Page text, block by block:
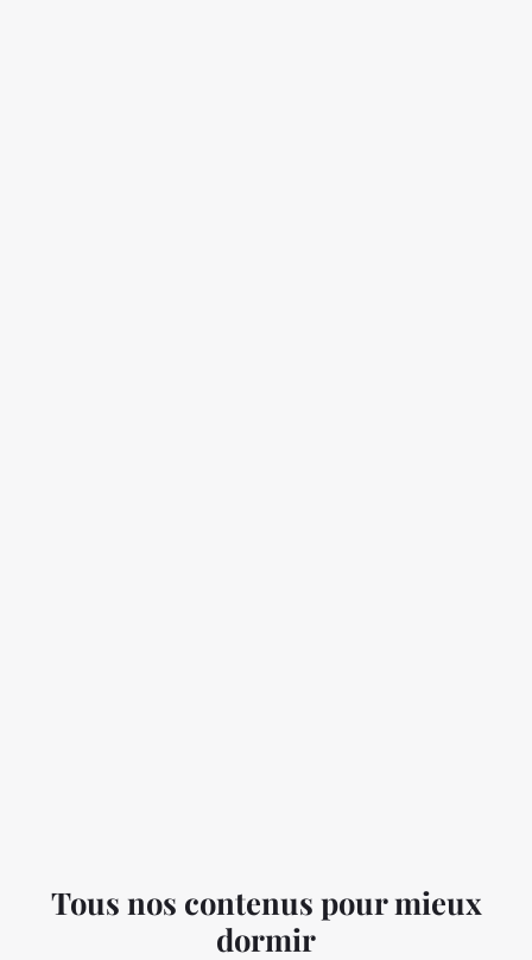
Tous nos contenus pour mieux
dormir